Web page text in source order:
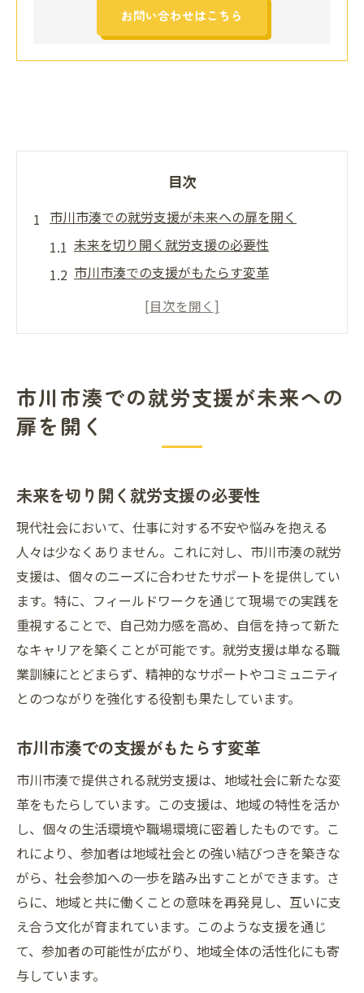
お問い合わせはこちら
目次
市川市湊での就労支援が未来への扉を開く
未来を切り開く就労支援の必要性
市川市湊での支援がもたらす変革
新たなキャリア構築への第一歩
市川市湊での新しい可能性を発見
地域密着型の就労支援で安心の第一歩を市川市
から
安心を提供する地域密着型サポート
市川市での就労支援の具体的な取り組み
地域と共に歩む安心の就労支援
地域の絆を活用した支援の効果
市川市から始まる安心への道
フィールドワークを通じた就労支援で自信を育
む
フィールドワークがもたらす実践力
自信を育てる実践的な支援方法
市川市でのフィールドワークの成果
市川市の自然を活かした就労支援
自信を持つための実践機会の提供
市川市湊で叶える新たなキャリアと就労支援の
形
市川市でのキャリア形成支援の現状
新たなキャリアパスへのサポート
就労支援が描く新たなキャリア像
市川市でのキャリア支援の可能性
市川市湊での就労支援が未来への
扉を開く
未来を切り開く就労支援の必要性
現代社会において、仕事に対する不安や悩みを抱える
人々は少なくありません。これに対し、市川市湊の就労
支援は、個々のニーズに合わせたサポートを提供してい
ます。特に、フィールドワークを通じて現場での実践を
重視することで、自己効力感を高め、自信を持って新た
なキャリアを築くことが可能です。就労支援は単なる職
業訓練にとどまらず、精神的なサポートやコミュニティ
とのつながりを強化する役割も果たしています。
市川市湊での支援がもたらす変革
市川市湊で提供される就労支援は、地域社会に新たな変
革をもたらしています。この支援は、地域の特性を活か
し、個々の生活環境や職場環境に密着したものです。こ
れにより、参加者は地域社会との強い結びつきを築きな
がら、社会参加への一歩を踏み出すことができます。さ
らに、地域と共に働くことの意味を再発見し、互いに支
え合う文化が育まれています。このような支援を通じ
て、参加者の可能性が広がり、地域全体の活性化にも寄
与しています。